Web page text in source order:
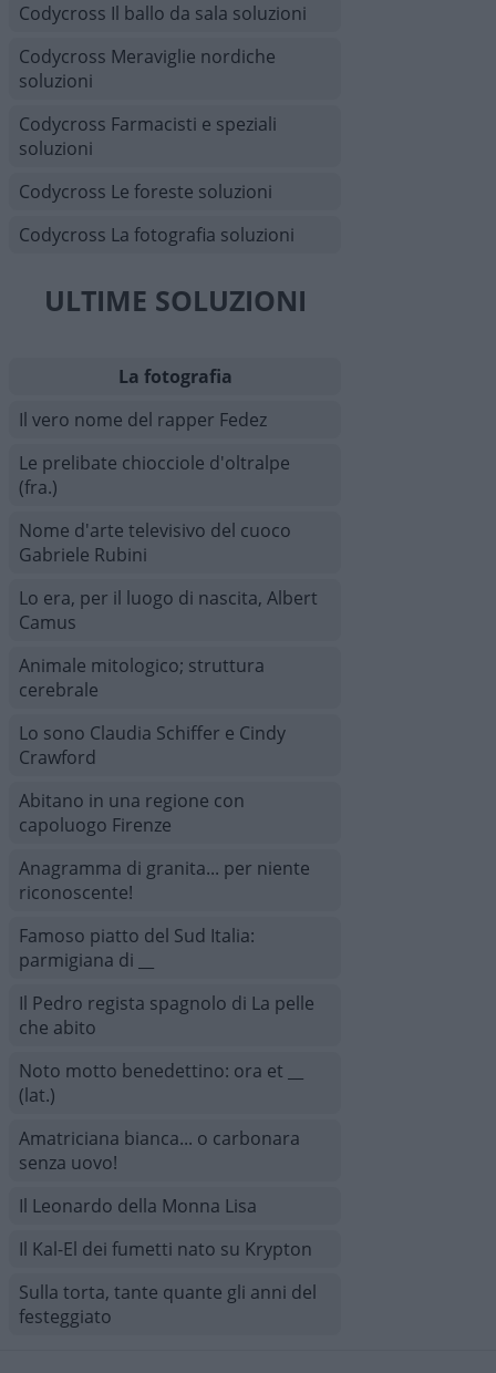
Codycross Il ballo da sala soluzioni
Codycross Meraviglie nordiche
soluzioni
Codycross Farmacisti e speziali
soluzioni
Codycross Le foreste soluzioni
Codycross La fotografia soluzioni
ULTIME SOLUZIONI
La fotografia
Il vero nome del rapper Fedez
Le prelibate chiocciole d'oltralpe
(fra.)
Nome d'arte televisivo del cuoco
Gabriele Rubini
Lo era, per il luogo di nascita, Albert
Camus
Animale mitologico; struttura
cerebrale
Lo sono Claudia Schiffer e Cindy
Crawford
Abitano in una regione con
capoluogo Firenze
Anagramma di granita... per niente
riconoscente!
Famoso piatto del Sud Italia:
parmigiana di __
Il Pedro regista spagnolo di La pelle
che abito
Noto motto benedettino: ora et __
(lat.)
Amatriciana bianca... o carbonara
senza uovo!
Il Leonardo della Monna Lisa
Il Kal-El dei fumetti nato su Krypton
Sulla torta, tante quante gli anni del
festeggiato